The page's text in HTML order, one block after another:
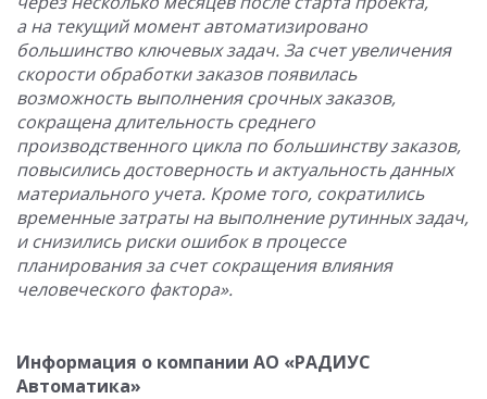
а на текущий момент автоматизировано
большинство ключевых задач. За счет увеличения
скорости обработки заказов появилась
возможность выполнения срочных заказов,
сокращена длительность среднего
производственного цикла по большинству заказов,
повысились достоверность и актуальность данных
материального учета. Кроме того, сократились
временные затраты на выполнение рутинных задач,
и снизились риски ошибок в процессе
планирования за счет сокращения влияния
человеческого фактора».
Информация о компании АО «РАДИУС
Автоматика»